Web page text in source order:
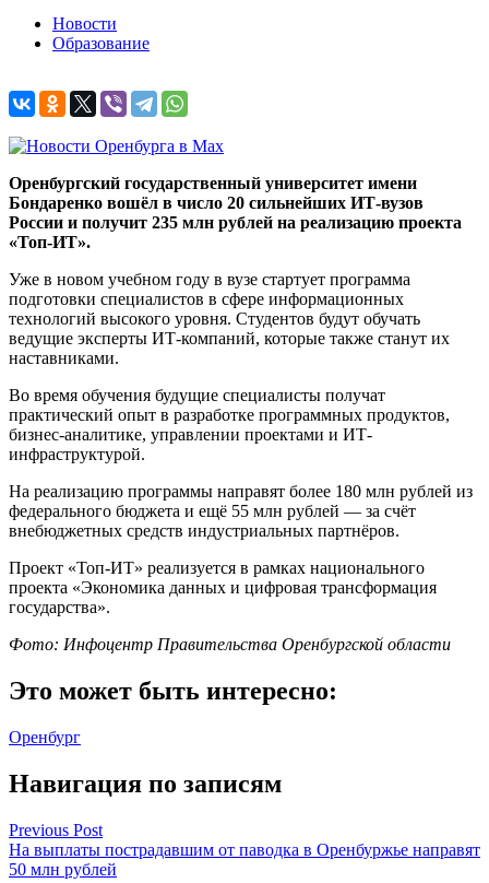
Новости
Образование
Оренбургский государственный университет имени
Бондаренко вошёл в число 20 сильнейших ИТ-вузов
России и получит 235 млн рублей на реализацию проекта
«Топ-ИТ».
Уже в новом учебном году в вузе стартует программа
подготовки специалистов в сфере информационных
технологий высокого уровня. Студентов будут обучать
ведущие эксперты ИТ-компаний, которые также станут их
наставниками.
Во время обучения будущие специалисты получат
практический опыт в разработке программных продуктов,
бизнес-аналитике, управлении проектами и ИТ-
инфраструктурой.
На реализацию программы направят более 180 млн рублей из
федерального бюджета и ещё 55 млн рублей — за счёт
внебюджетных средств индустриальных партнёров.
Проект «Топ-ИТ» реализуется в рамках национального
проекта «Экономика данных и цифровая трансформация
государства».
Фото: Инфоцентр Правительства Оренбургской области
Это может быть интересно:
Оренбург
Навигация по записям
Previous Post
На выплаты пострадавшим от паводка в Оренбуржье направят
50 млн рублей